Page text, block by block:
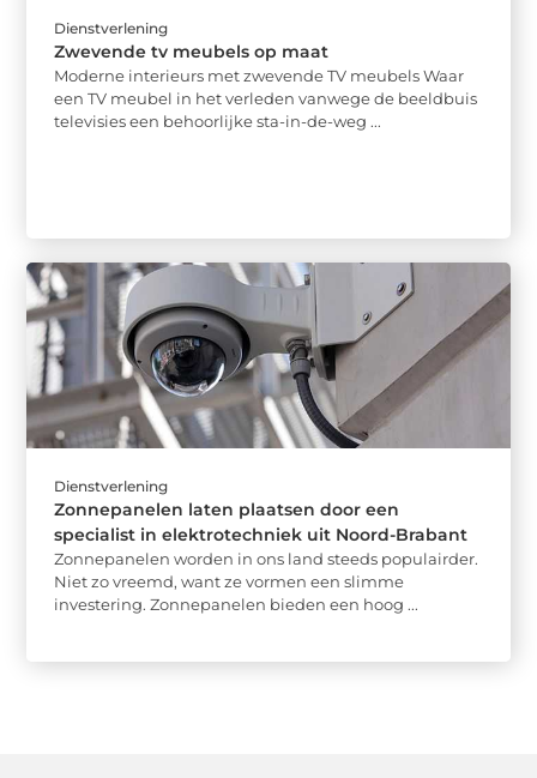
Dienstverlening
Zwevende tv meubels op maat
Moderne interieurs met zwevende TV meubels Waar
een TV meubel in het verleden vanwege de beeldbuis
televisies een behoorlijke sta-in-de-weg ...
Dienstverlening
Zonnepanelen laten plaatsen door een
specialist in elektrotechniek uit Noord-Brabant
Zonnepanelen worden in ons land steeds populairder.
Niet zo vreemd, want ze vormen een slimme
investering. Zonnepanelen bieden een hoog ...